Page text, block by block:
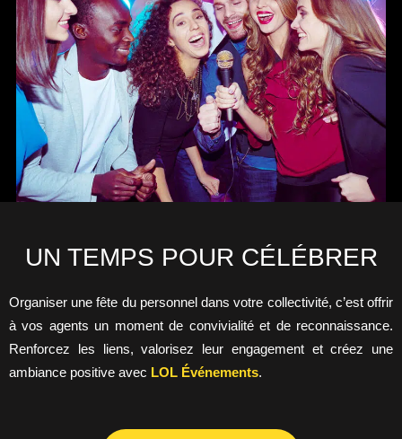
UN TEMPS POUR CÉLÉBRER
Organiser une fête du personnel dans votre collectivité, c’est offrir
à vos agents un moment de convivialité et de reconnaissance.
Renforcez les liens, valorisez leur engagement et créez une
ambiance positive avec LOL Événements.